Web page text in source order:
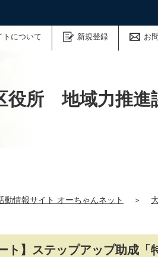
トについて 新規登録 お
索
役所 地域力推
動情報サイト オーちゃんネット ＞
ト】ステップアップ助成「